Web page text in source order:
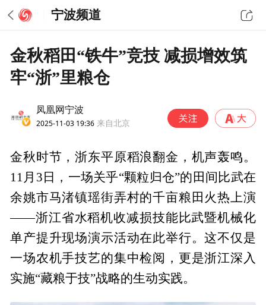
宁波频道
金秋稻田“铁牛”竞技 减损增效筑
牢“浙”里粮仓
凤凰网宁波
2025-11-03 19:36 来自北京
金秋时节，浙东平原稻浪翻金，机声轰鸣。
11月3日，一场关乎“颗粒归仓”的田间比武在
余姚市马渚镇瑶街弄村的千亩粮田火热上演
——浙江省水稻机收减损技能比武暨机械化
单产提升现场演示活动在此举行。这不仅是
一场农机手技艺的集中检阅，更是浙江深入
实施“藏粮于技”战略的生动实践。